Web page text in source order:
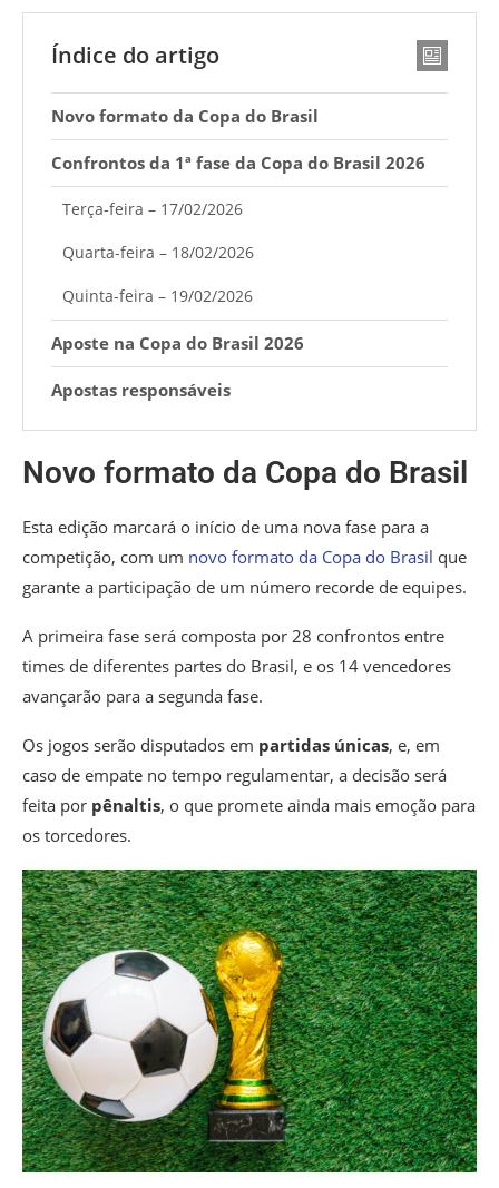
Índice do artigo
Novo formato da Copa do Brasil
Confrontos da 1ª fase da Copa do Brasil 2026
Terça-feira – 17/02/2026
Quarta-feira – 18/02/2026
Quinta-feira – 19/02/2026
Aposte na Copa do Brasil 2026
Apostas responsáveis
Novo formato da Copa do Brasil
Esta edição marcará o início de uma nova fase para a
competição, com um novo formato da Copa do Brasil que
garante a participação de um número recorde de equipes.
A primeira fase será composta por 28 confrontos entre
times de diferentes partes do Brasil, e os 14 vencedores
avançarão para a segunda fase.
Os jogos serão disputados em partidas únicas, e, em
caso de empate no tempo regulamentar, a decisão será
feita por pênaltis, o que promete ainda mais emoção para
os torcedores.